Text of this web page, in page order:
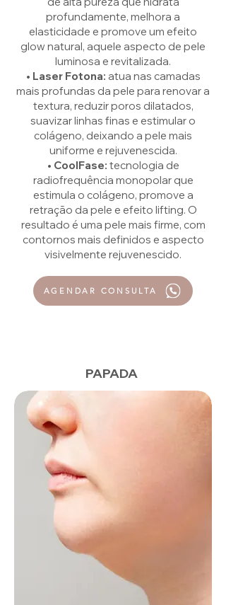
profundamente, melhora a
elasticidade e promove um efeito
glow natural, aquele aspecto de pele
luminosa e revitalizada.
• Laser Fotona: atua nas camadas
mais profundas da pele para renovar a
textura, reduzir poros dilatados,
suavizar linhas finas e estimular o
colágeno, deixando a pele mais
uniforme e rejuvenescida.
• CoolFase: tecnologia de
radiofrequência monopolar que
estimula o colágeno, promove a
retração da pele e efeito lifting. O
resultado é uma pele mais firme, com
contornos mais definidos e aspecto
visivelmente rejuvenescido.
AGENDAR CONSULTA
PAPADA